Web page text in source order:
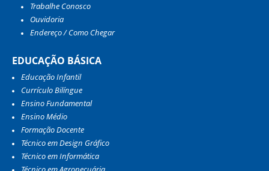
Trabalhe Conosco
Ouvidoria
Endereço / Como Chegar
EDUCAÇÃO BÁSICA
Educação Infantil
Currículo Bilíngue
Ensino Fundamental
Ensino Médio
Formação Docente
Técnico em Design Gráfico
Técnico em Informática